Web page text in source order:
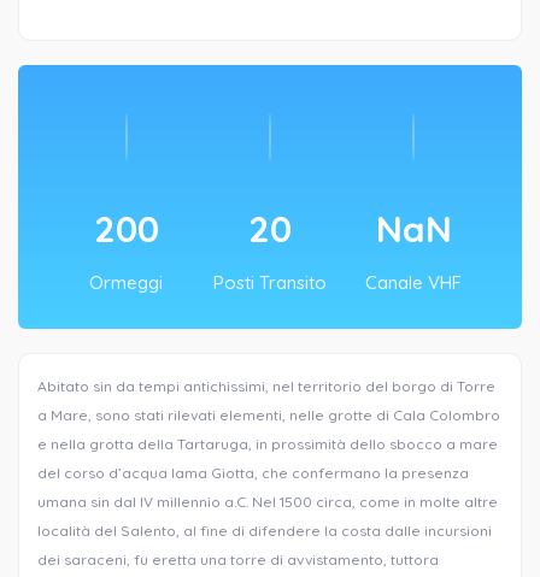
200
Ormeggi
20
Posti Transito
NaN
Canale VHF
Abitato sin da tempi antichissimi, nel territorio del borgo di Torre
a Mare, sono stati rilevati elementi, nelle grotte di Cala Colombro
e nella grotta della Tartaruga, in prossimità dello sbocco a mare
del corso d’acqua lama Giotta, che confermano la presenza
umana sin dal IV millennio a.C. Nel 1500 circa, come in molte altre
località del Salento, al fine di difendere la costa dalle incursioni
dei saraceni, fu eretta una torre di avvistamento, tuttora